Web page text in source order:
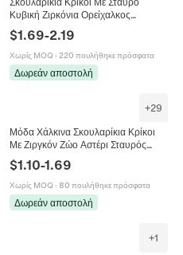
Κυβική Ζιρκόνια Ορείχαλκος
Επιχρυσωμένος 18K Ρετρό Κόσμημα
Για Γυναίκες Άνδρες
$1.69-2.19
Χωρίς MOQ · 220 πουλήθηκε πρόσφατα
Δωρεάν αποστολή
+29
Μόδα Χάλκινα Σκουλαρίκια Κρίκοι
Με Ζιργκόν Ζώο Αστέρι Σταυρός
Σύμβολα Μενταγιόν Για Γυναίκες
Κοσμήματα Δώρο
$1.10-1.69
Χωρίς MOQ · 80 πουλήθηκε πρόσφατα
Δωρεάν αποστολή
+1